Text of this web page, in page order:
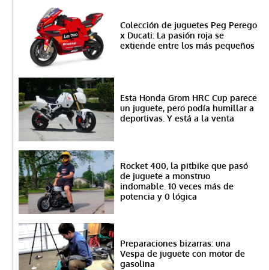
Colección de juguetes Peg Perego
x Ducati: La pasión roja se
extiende entre los más pequeños
Esta Honda Grom HRC Cup parece
un juguete, pero podía humillar a
deportivas. Y está a la venta
Rocket 400, la pitbike que pasó
de juguete a monstruo
indomable. 10 veces más de
potencia y 0 lógica
Preparaciones bizarras: una
Vespa de juguete con motor de
gasolina